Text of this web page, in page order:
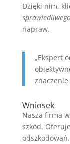
Dzięki nim,
napraw.
„Ekspert
Wniosek
Nasza firma
szkód.